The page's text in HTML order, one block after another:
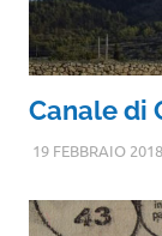
Canale di
19 FEBBRAIO 2018